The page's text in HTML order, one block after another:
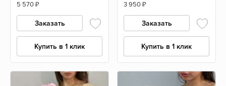
5 570₽
Заказать
Купить в 1 клик
3 950₽
Заказать
Купить в 1 клик